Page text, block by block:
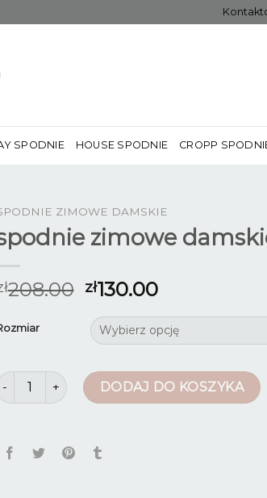
SPODNIE HOUSE SPODNIE CROPP
ZIMOWE DAMSKIE
zimowe
208.00 zł130.00
spodnie zimowe damskieDODAJ DO KOSZYKA